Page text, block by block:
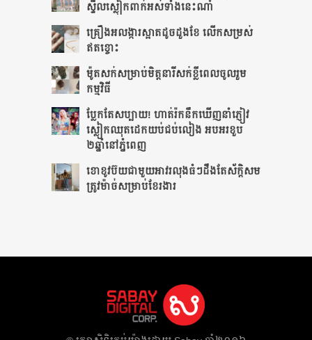
ស្ទីលស្លៀកពាក់អស់ទាំងនេះណា៎
គ្រឿងអលង្ការស្អាតដូចដួងខែ លើកសម្រស់
ឥតខ្ចោះ
ម៉ូតសក់សម្រាប់មិត្តនារីសក់ខ្លីពេលចូលរួម
កម្មវិធី
ប្លែកតែសប្បាយ! ហាត់រ៉កនឹកឃើញនាំភ្ញៀវ
ស្លៀកឈុតដេកយប់ជប់លៀង អបអរខួប
២ឆ្នាំនៅភ្នំពេញ
ខោខូវប៊យជាមួយអាវរលុងធំៗដឹងតែ​ស័ក្ដិសម​
ត្រូវម៉ាច់សម្រាប់ខែរងារ